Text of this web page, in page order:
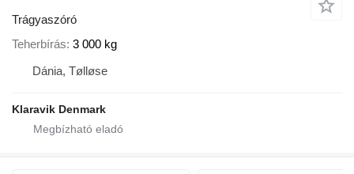
Trágyaszóró
Teherbírás 3 000 kg
Dánia, Tølløse
Klaravik Denmark